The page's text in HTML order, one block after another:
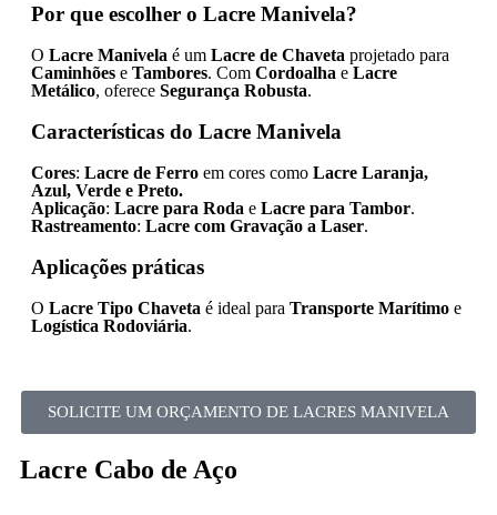
Por que escolher o Lacre Manivela?
O Lacre Manivela é um Lacre de Chaveta projetado para
Caminhões e Tambores. Com Cordoalha e Lacre
Metálico, oferece Segurança Robusta.
Características do Lacre Manivela
Cores: Lacre de Ferro em cores como Lacre Laranja,
Azul, Verde e Preto.
Aplicação: Lacre para Roda e Lacre para Tambor.
Rastreamento: Lacre com Gravação a Laser.
Aplicações práticas
O Lacre Tipo Chaveta é ideal para Transporte Marítimo e
Logística Rodoviária.
SOLICITE UM ORÇAMENTO DE LACRES MANIVELA
Lacre Cabo de Aço